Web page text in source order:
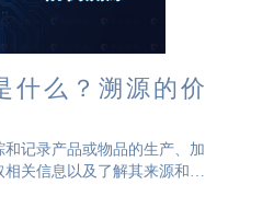
什么？溯源的价
记录产品或物品的生产、加
关信息以及了解其来源和历
者提供了更多有关产品的信